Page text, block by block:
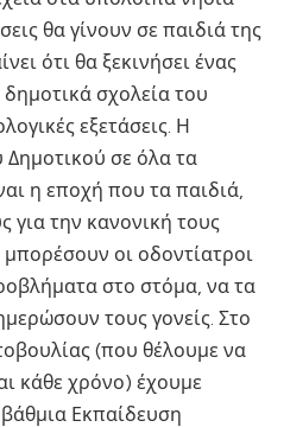
θα γίνουν σε παιδιά της
ότι θα ξεκινήσει ένας
σχολεία του
εξετάσεις. Η
Δημοτικού σε όλα τα
η εποχή που τα παιδιά,
για την κανονική τους
μπορέσουν οι οδοντίατροι
στο στόμα, να τα
τους γονείς. Στο
(που θέλουμε να
κάθε χρόνο) έχουμε
Εκπαίδευση